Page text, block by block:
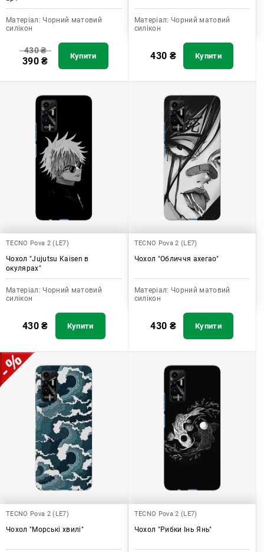
Матеріал: Чорний матовий
силікон
430₴
390₴ Купити
Матеріал: Чорний матовий
силікон
430 ₴ Купити
TECNO Pova 2 (LE7)
Чохол "Jujutsu Kaisen в
окулярах"
Матеріал: Чорний матовий
силікон
430₴ Купити
TECNO Pova 2 (LE7)
Чохол "Обличчя ахегао"
Матеріал: Чорний матовий
силікон
430 ₴ Купити
TECNO Pova 2 (LE7)
Чохол "Морські хвилі"
TECNO Pova 2 (LE7)
Чохол "Рибки Інь Янь"